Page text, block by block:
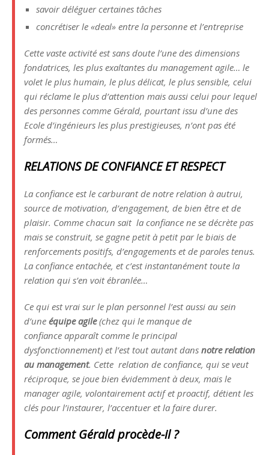
savoir déléguer certaines tâches
concrétiser le «deal» entre la personne et l’entreprise
Cette vaste activité est sans doute l’une des dimensions
fondatrices, les plus exaltantes du management agile… le
volet le plus humain, le plus délicat, le plus sensible, celui
qui réclame le plus d’attention mais aussi celui pour lequel
des personnes comme Gérald, pourtant issu d’une des
Ecole d’ingénieurs les plus prestigieuses, n’ont pas été
formés…
RELATIONS DE CONFIANCE ET RESPECT
La confiance est le carburant de notre relation à autrui,
source de motivation, d’engagement, de bien être et de
plaisir. Comme chacun sait la confiance ne se décrète pas
mais se construit, se gagne petit à petit par le biais de
renforcements positifs, d’engagements et de paroles tenus.
La confiance entachée, et c’est instantanément toute la
relation qui s’en voit ébranlée…
Ce qui est vrai sur le plan personnel l’est aussi au sein
d’une équipe agile(chez qui le manque de
confiance apparaît comme le principal
dysfonctionnement) et l’est tout autant dans notre relation
au management. Cette relation de confiance, qui se veut
réciproque, se joue bien évidemment à deux, mais le
manager agile, volontairement actif et proactif, détient les
clés pour l’instaurer, l’accentuer et la faire durer.
Comment Gérald procède-il ?